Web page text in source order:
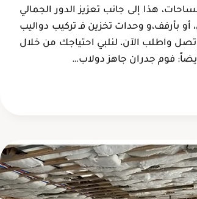
هذا إلى جانب تعزيز الدور الجمالي
بأرفف،و وحدات تخزين فـ تركيب دواليب
واطلب الآن، لنلبي احتياجك من خلال
فوم جدران جاهز دولاب…